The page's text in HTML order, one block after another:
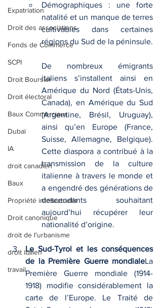
Expatriation
Droit des associations
Fonds de Commerce
SCPI
Droit Boursier
Droit électoral
Baux Commerciaux
Dubaï
IA
droit canadien
Baux
Propriété intellectuelle
Droit canonique
droit de l'urbanisme
droit italien
travail
Démographiques : une forte
natalité et un manque de terres
cultivables dans certaines
régions du Sud de la péninsule.
De nombreux émigrants
italiens s’installent ainsi en
Amérique du Nord (États-Unis,
Canada), en Amérique du Sud
(Argentine, Brésil, Uruguay),
ainsi qu’en Europe (France,
Suisse, Allemagne, Belgique).
Cette diaspora a contribué à la
transmission de la culture
italienne à travers le monde et
a engendré des générations de
descendants souhaitant
aujourd’hui récupérer leur
nationalité d’origine.
Le Sud-Tyrol et les conséquences
de la Première Guerre mondialeLa
Première Guerre mondiale (1914-
1918) modifie considérablement la
carte de l’Europe. Le Traité de